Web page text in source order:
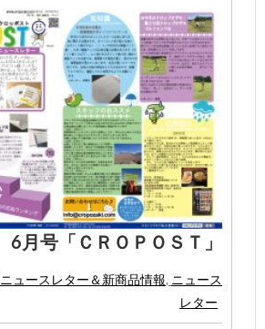
6月号「ＣＲＯＰＯＳＴ」
ニュースレター＆新商品情報, ニュース
レター